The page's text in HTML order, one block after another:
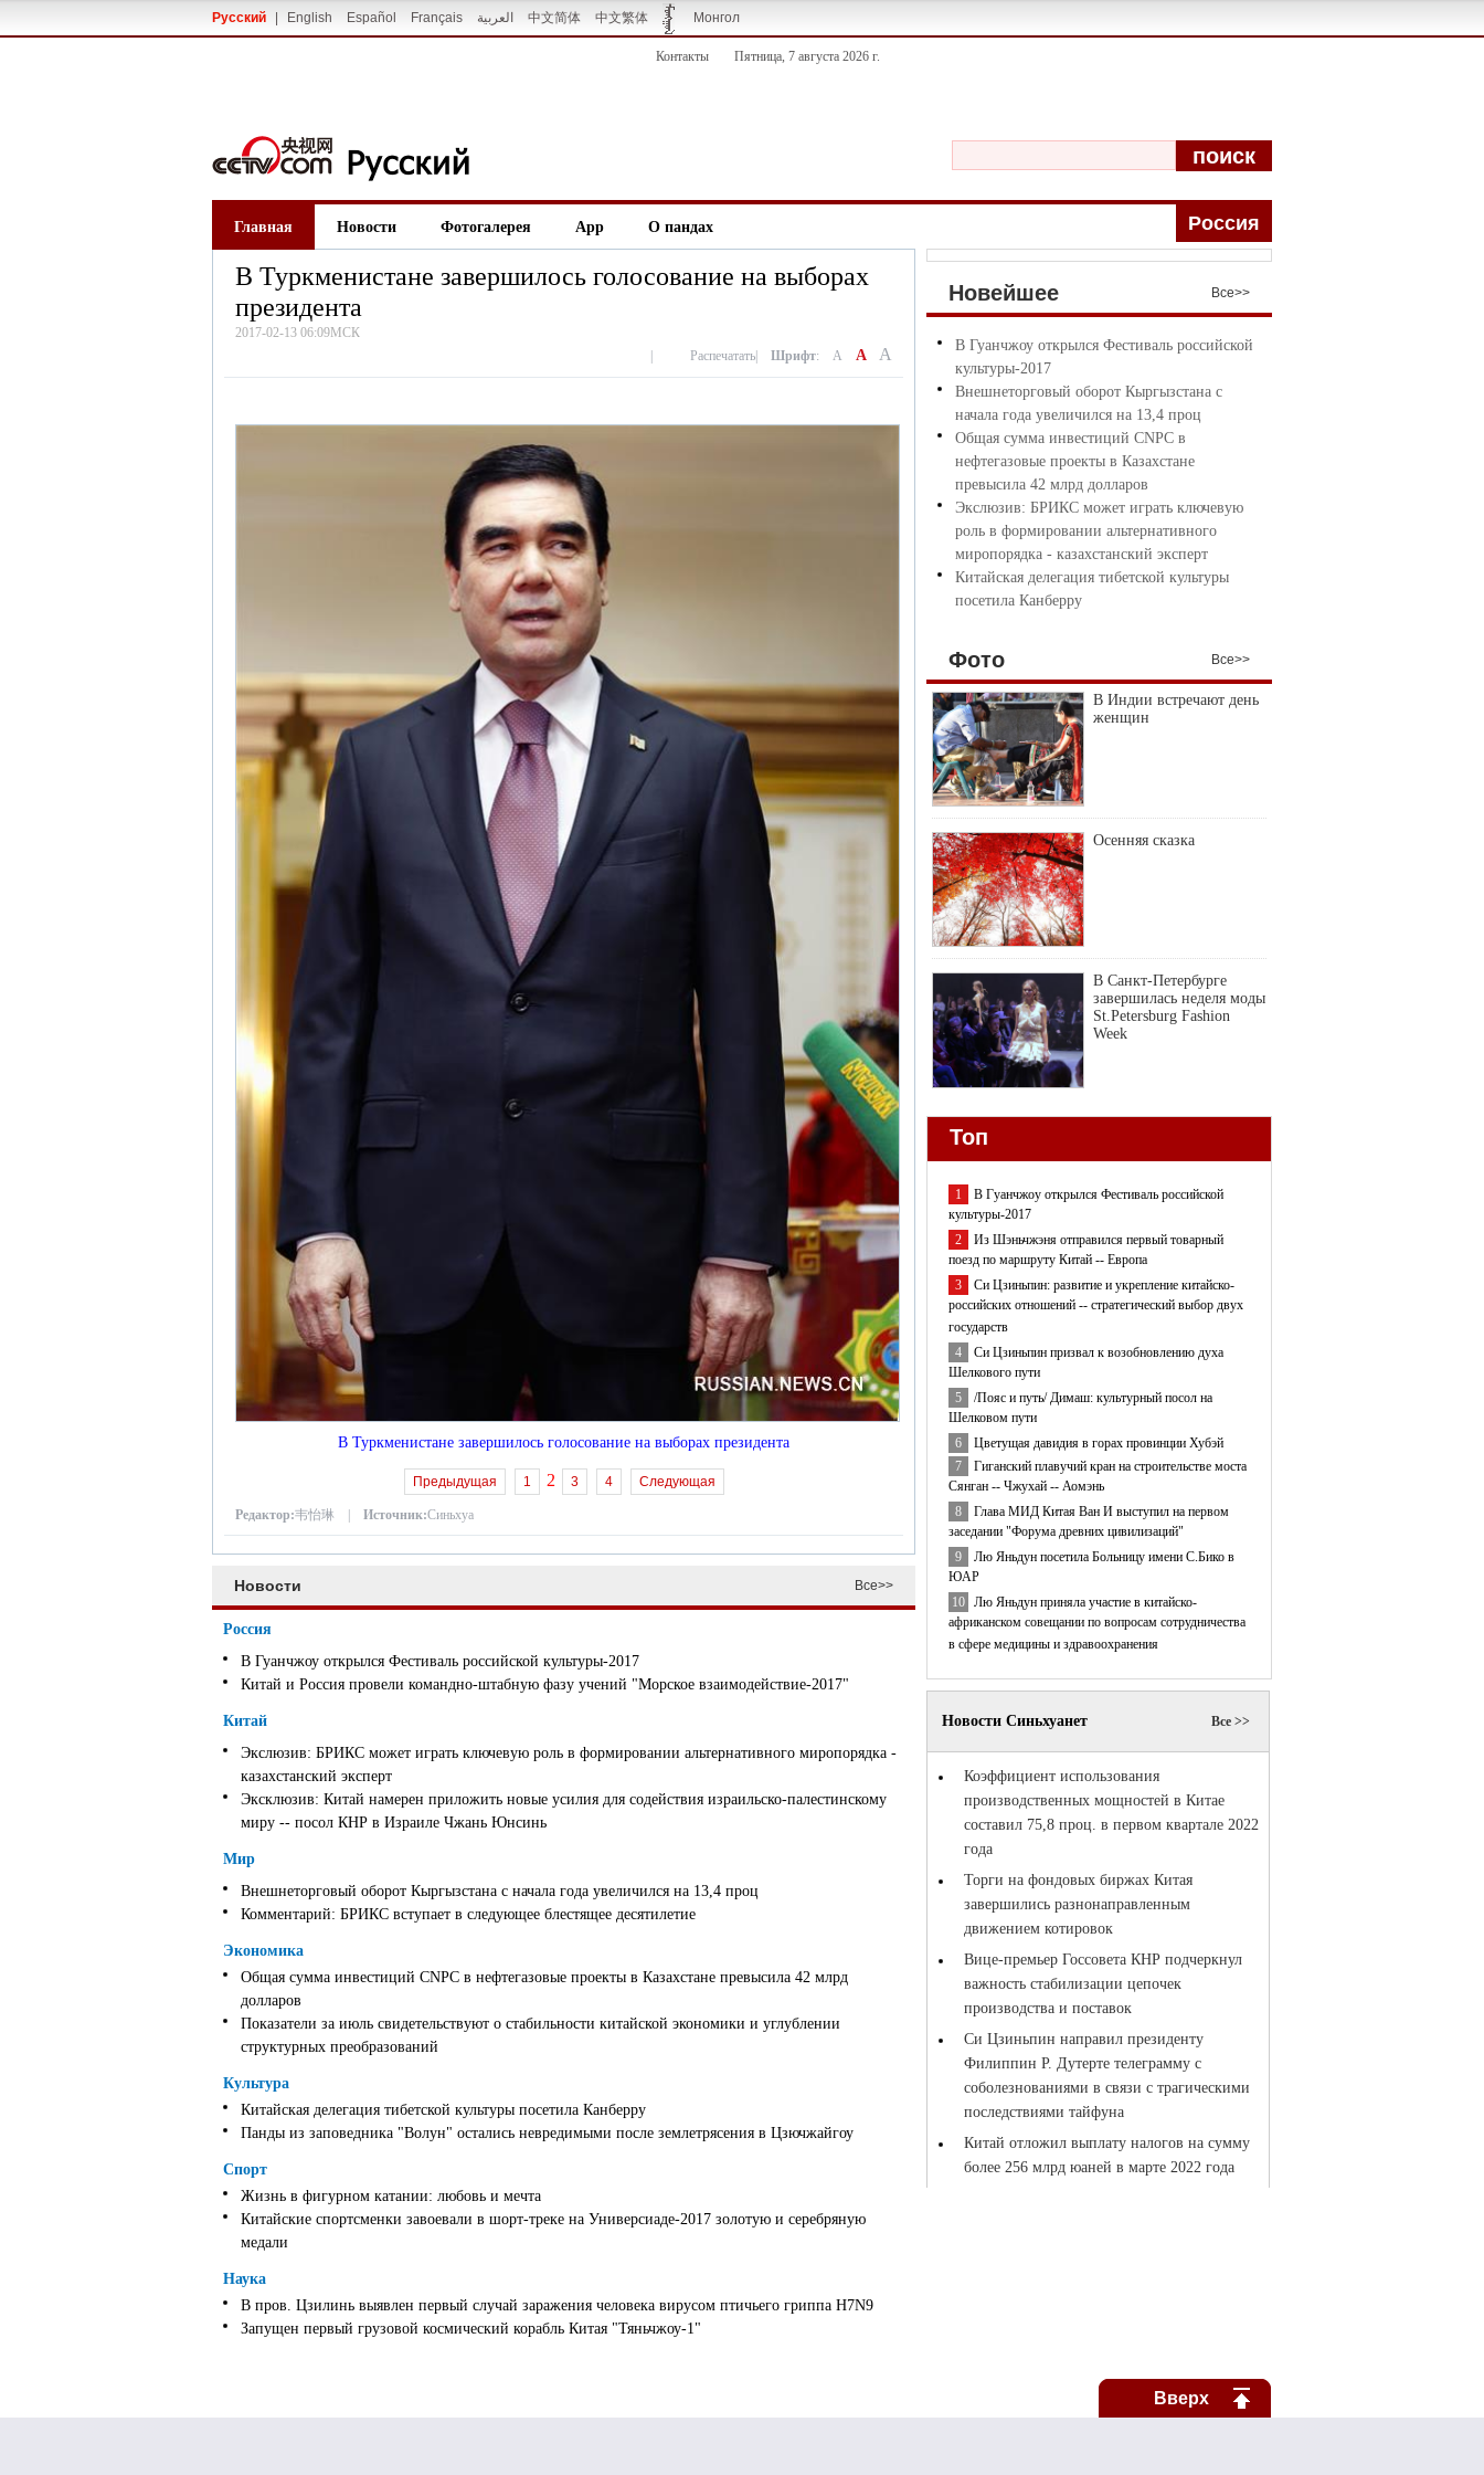
Русский English Español Français العربية 中文简体 中文繁体 Монгол
Контакты Пятница, 7 августа 2026 г.
поиск
Главная Новости Фотогалерея App О пандах Pоccия
В Туркменистане завершилось голосование на выборах
президента
2017-02-13 06:09МСК
Распечатать Шрифт: A A A
В Туркменистане завершилось голосование на выборах президента
Предыдущая 1 2 3 4 Следующая
Редактор:韦怡琳 | Источник:Синьхуа
Новости Все>>
Россия
В Гуанчжоу открылся Фестиваль российской культуры-2017
Китай и Россия провели командно-штабную фазу учений "Морское взаимодействие-2017"
Китай
Экслюзив: БРИКС может играть ключевую роль в формировании альтернативного миропорядка -
казахстанский эксперт
Эксклюзив: Китай намерен приложить новые усилия для содействия израильско-палестинскому
миру -- посол КНР в Израиле Чжань Юнсинь
Мир
Внешнеторговый оборот Кыргызстана с начала года увеличился на 13,4 проц
Комментарий: БРИКС вступает в следующее блестящее десятилетие
Экономика
Общая сумма инвестиций CNPC в нефтегазовые проекты в Казахстане превысила 42 млрд
долларов
Показатели за июль свидетельствуют о стабильности китайской экономики и углублении
структурных преобразований
Культура
Китайская делегация тибетской культуры посетила Канберру
Панды из заповедника "Волун" остались невредимыми после землетрясения в Цзючжайгоу
Спорт
Жизнь в фигурном катании: любовь и мечта
Китайские спортсменки завоевали в шорт-треке на Универсиаде-2017 золотую и серебряную
медали
Наука
В пров. Цзилинь выявлен первый случай заражения человека вирусом птичьего гриппа H7N9
Запущен первый грузовой космический корабль Китая "Тяньчжоу-1"
Новейшее Bce>>
В Гуанчжоу открылся Фестиваль российской
культуры-2017
Внешнеторговый оборот Кыргызстана с
начала года увеличился на 13,4 проц
Общая сумма инвестиций CNPC в
нефтегазовые проекты в Казахстане
превысила 42 млрд долларов
Экслюзив: БРИКС может играть ключевую
роль в формировании альтернативного
миропорядка - казахстанский эксперт
Китайская делегация тибетской культуры
посетила Канберру
Фото Все>>
В Индии встречают день
женщин
Осенняя сказка
В Санкт-Петербурге
завершилась неделя моды
St.Petersburg Fashion
Week
Топ
1 В Гуанчжоу открылся Фестиваль российской
культуры-2017
2 Из Шэньчжэня отправился первый товарный
поезд по маршруту Китай -- Европа
3 Си Цзиньпин: развитие и укрепление китайско-
российских отношений -- стратегический выбор двух
государств
4 Си Цзиньпин призвал к возобновлению духа
Шелкового пути
5 /Пояс и путь/ Димаш: культурный посол на
Шелковом пути
6
Цветущая давидия в горах провинции Хубэй
7
Гиганский плавучий кран на строительстве моста
Сянган -- Чжухай -- Аомэнь
8 Глава МИД Китая Ван И выступил на первом
заседании "Форума древних цивилизаций"
9 Лю Яньдун посетила Больницу имени С.Бико в
ЮАР
10 Лю Яньдун приняла участие в китайско-
африканском совещании по вопросам сотрудничества
в сфере медицины и здравоохранения
Вверх